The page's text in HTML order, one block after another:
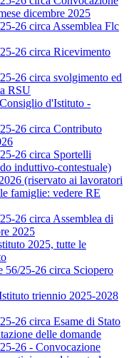
dicembre 2025
26 circa Assemblea Flc
26 circa Ricevimento
26 circa svolgimento ed
RSU
d'Istituto -
26 circa Contributo
26 circa Sportelli
induttivo-contestuale)
(riservato ai lavoratori
famiglie: vedere RE
26 circa Assemblea di
2025
2025, tutte le
56/25-26 circa Sciopero
triennio 2025-2028
26 circa Esame di Stato
delle domande
26 - Convocazione